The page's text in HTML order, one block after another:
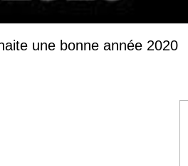
une bonne année 2020